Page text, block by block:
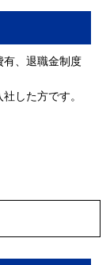
有、退職金制度
した方です。